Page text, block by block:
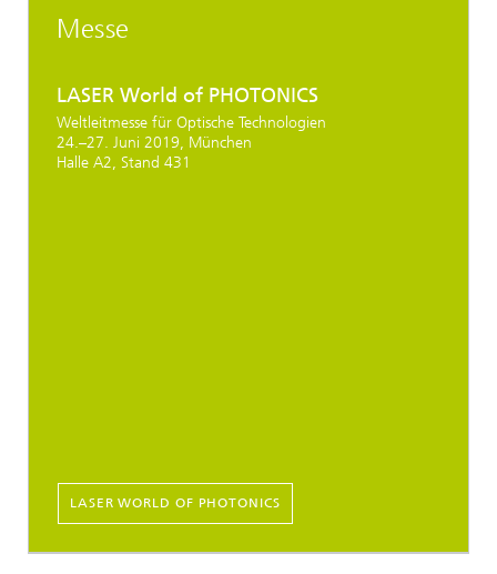
Messe
LASER World of PHOTONICS
Weltleitmesse für Optische Technologien
24.–27. Juni 2019, München
Halle A2, Stand 431
LASER WORLD OF PHOTONICS